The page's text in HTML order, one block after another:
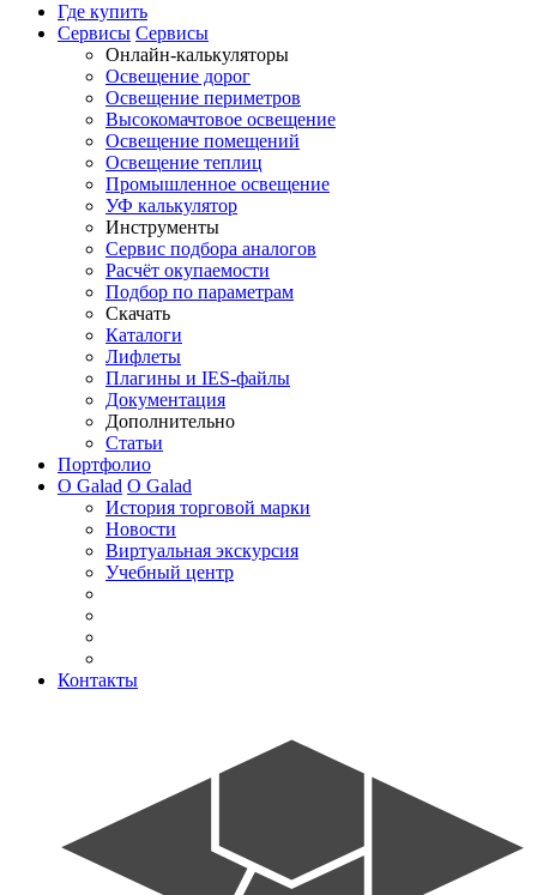
Где купить
Сервисы Сервисы
Онлайн-калькуляторы
Освещение дорог
Освещение периметров
Высокомачтовое освещение
Освещение помещений
Освещение теплиц
Промышленное освещение
УФ калькулятор
Инструменты
Сервис подбора аналогов
Расчёт окупаемости
Подбор по параметрам
Скачать
Каталоги
Лифлеты
Плагины и IES-файлы
Документация
Дополнительно
Статьи
Портфолио
О Galad О Galad
История торговой марки
Новости
Виртуальная экскурсия
Учебный центр
Контакты